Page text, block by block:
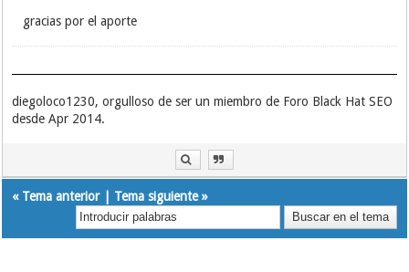
gracias por el aporte
diegoloco1230, orgulloso de ser un miembro de Foro Black Hat SEO
desde Apr 2014.
« Tema anterior| Tema siguiente»